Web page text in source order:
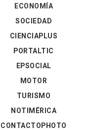
ECONOMÍA
SOCIEDAD
CIENCIAPLUS
PORTALTIC
EPSOCIAL
MOTOR
TURISMO
NOTIMÉRICA
CONTACTOPHOTO